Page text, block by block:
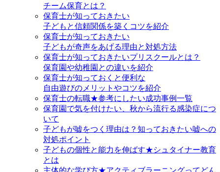
チーム保育とは？
保育士が知っておきたい
子どもと信頼関係を築くコツを紹介
保育士が知っておきたい
子どもが奇声をあげる理由と対処方法
保育士が知っておきたいプリスクールとは？
保育園や幼稚園との違いを紹介
保育士が知っておくと便利な
自由遊びのメリットやコツを紹介
保育士の転職★参考にしたい成功事例一覧
保育園で気を付けたい、秋から流行る感染症につ
いて
子どもが嘘をつく理由は？知っておきたい嘘への
対処ポイント
子どもの個性と能力を伸ばす★シュタイナー教育
とは
主体的な学び方★アクティブラーニングってどん